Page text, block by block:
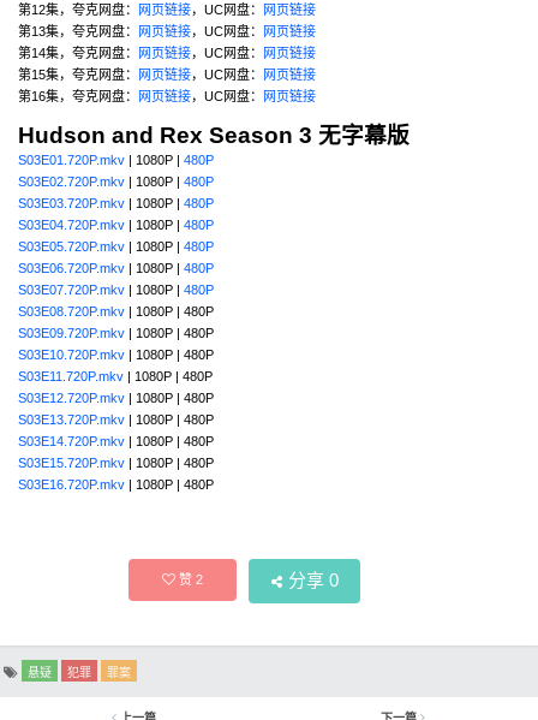
第12集，夸克网盘： 网页链接，UC网盘： 网页链接
第13集，夸克网盘： 网页链接，UC网盘： 网页链接
第14集，夸克网盘： 网页链接，UC网盘： 网页链接
第15集，夸克网盘： 网页链接，UC网盘： 网页链接
第16集，夸克网盘： 网页链接，UC网盘： 网页链接
Hudson and Rex Season 3 无字幕版
S03E01.720P.mkv | 1080P | 480P
S03E02.720P.mkv | 1080P | 480P
S03E03.720P.mkv | 1080P | 480P
S03E04.720P.mkv | 1080P | 480P
S03E05.720P.mkv | 1080P | 480P
S03E06.720P.mkv | 1080P | 480P
S03E07.720P.mkv | 1080P | 480P
S03E08.720P.mkv | 1080P | 480P
S03E09.720P.mkv | 1080P | 480P
S03E10.720P.mkv | 1080P | 480P
S03E11.720P.mkv | 1080P | 480P
S03E12.720P.mkv | 1080P | 480P
S03E13.720P.mkv | 1080P | 480P
S03E14.720P.mkv | 1080P | 480P
S03E15.720P.mkv | 1080P | 480P
S03E16.720P.mkv | 1080P | 480P
赞2 分享 0
悬疑 犯罪 罪案